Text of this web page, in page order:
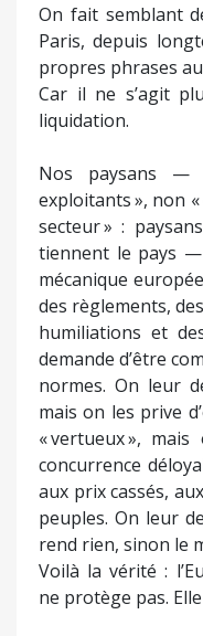
On fait semblant
Paris, depuis
propres phrases
Car il ne s’agit
liquidation.
Nos paysans
exploitants », non
secteur » :
tiennent le pays —
mécanique
des règlements,
humiliations et
demande d’être
normes. On leur
mais on les prive
« vertueux »,
concurrence
aux prix cassés,
peuples. On leur
rend rien, sinon le
Voilà la vérité :
ne protège pas.